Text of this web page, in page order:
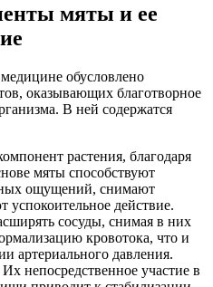
мяты и ее
обусловлено
оказывающих благотворное
В ней содержатся
растения, благодаря
мяты способствуют
ощущений, снимают
успокоительное действие.
сосуды, снимая в них
кровотока, что и
артериального давления.
непосредственное участие в